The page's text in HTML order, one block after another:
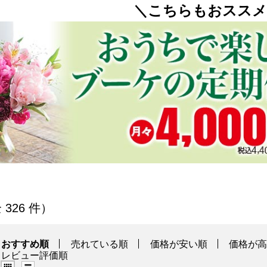
＼こちらもおスス
件）
おすすめ順 売れている順 価格が安い順
価格が
レビュー評価順